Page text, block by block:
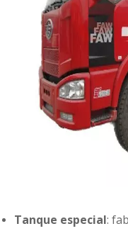
Tanque especial: